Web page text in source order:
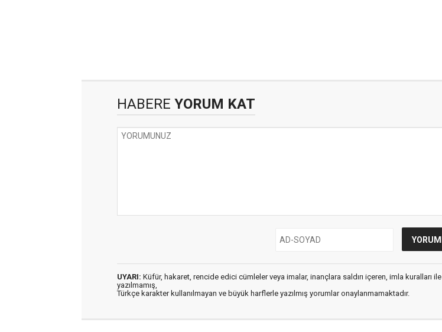
HABERE YORUM KAT
UYARI: Küfür, hakaret, rencide edici cümleler veya imalar, inançlara saldırı içeren, imla kuralları ile
yazılmamış,
Türkçe karakter kullanılmayan ve büyük harflerle yazılmış yorumlar onaylanmamaktadır.